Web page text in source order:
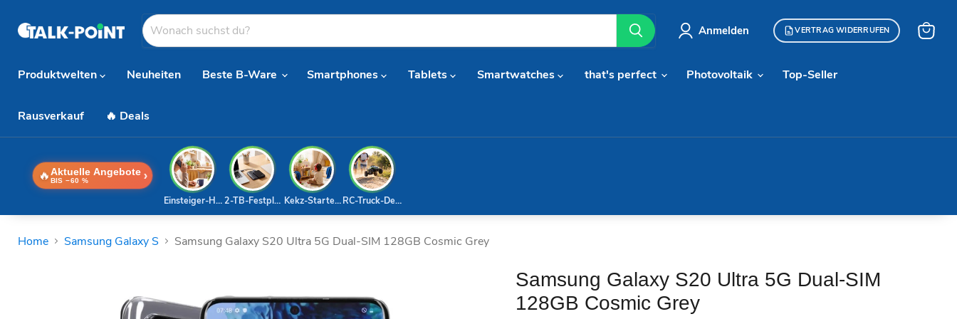
Anmelden VERTRAG WIDERRUFEN
Produktwelten
Neuheiten Beste B-Ware Smartphones Tablets Smartwatches that's perfect Photovoltaik Top-Seller
Rausverkauf 🔥 Deals
🔥 Aktuelle Angebote
BIS −60 % ›
RC-Truck-Deal
Kekz-Starterset
2-TB-Festplatte
Einsteiger-Handy
Home Samsung Galaxy S Samsung Galaxy S20 Ultra 5G Dual-SIM 128GB Cosmic Grey
Samsung Galaxy S20 Ultra 5G Dual-SIM
128GB Cosmic Grey